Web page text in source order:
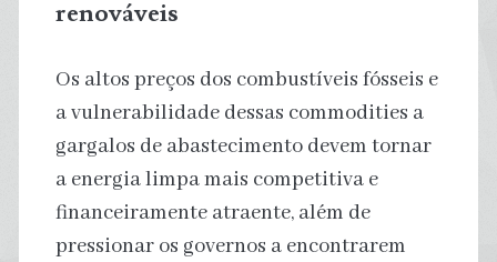
renováveis
Os altos preços dos combustíveis fósseis e
a vulnerabilidade dessas commodities a
gargalos de abastecimento devem tornar
a energia limpa mais competitiva e
financeiramente atraente, além de
pressionar os governos a encontrarem